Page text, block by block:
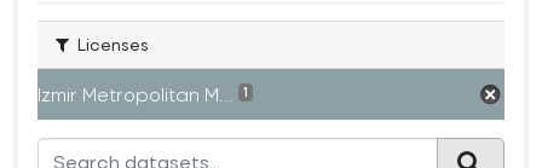
Licenses
Izmir Metropolitan M... 1